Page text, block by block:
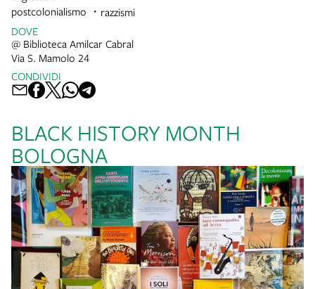
BLACK HISTORY MONTH
BOLOGNA
postcolonialismo
razzismi
DOVE
@ Biblioteca Amilcar Cabral
Via S. Mamolo 24
CONDIVIDI